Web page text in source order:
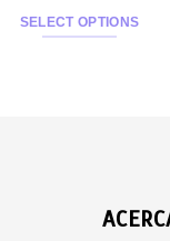
SELECT OPTIONS